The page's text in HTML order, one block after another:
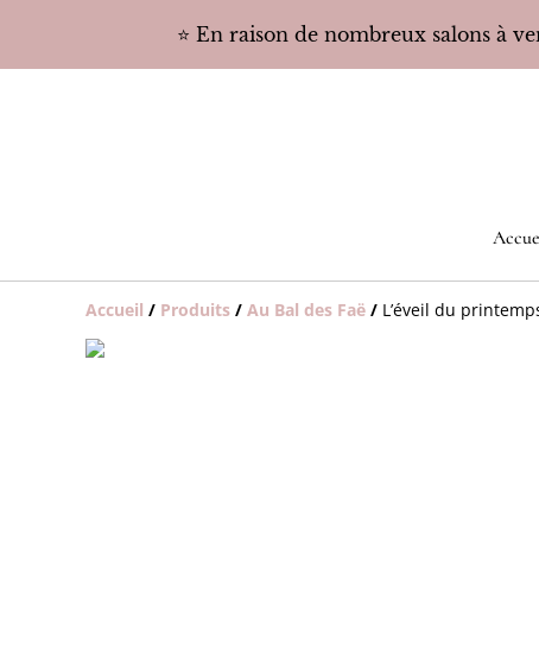
⭐️ En raison de nombreux salons à
Accueil / Produits / Au Bal des Faë / L’éveil du